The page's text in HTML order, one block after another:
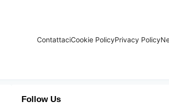
ContattaciCookie PolicyPrivacy Policy
Follow Us